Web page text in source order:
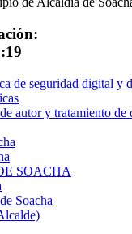
de seguridad digital y
autor y tratamiento de
SOACHA
Soacha